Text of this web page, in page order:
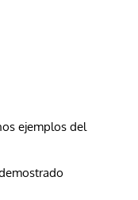
ejemplos del